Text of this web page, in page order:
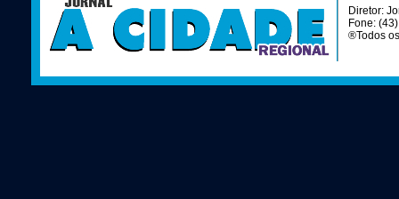
Diretor:
Fone:
®Todos